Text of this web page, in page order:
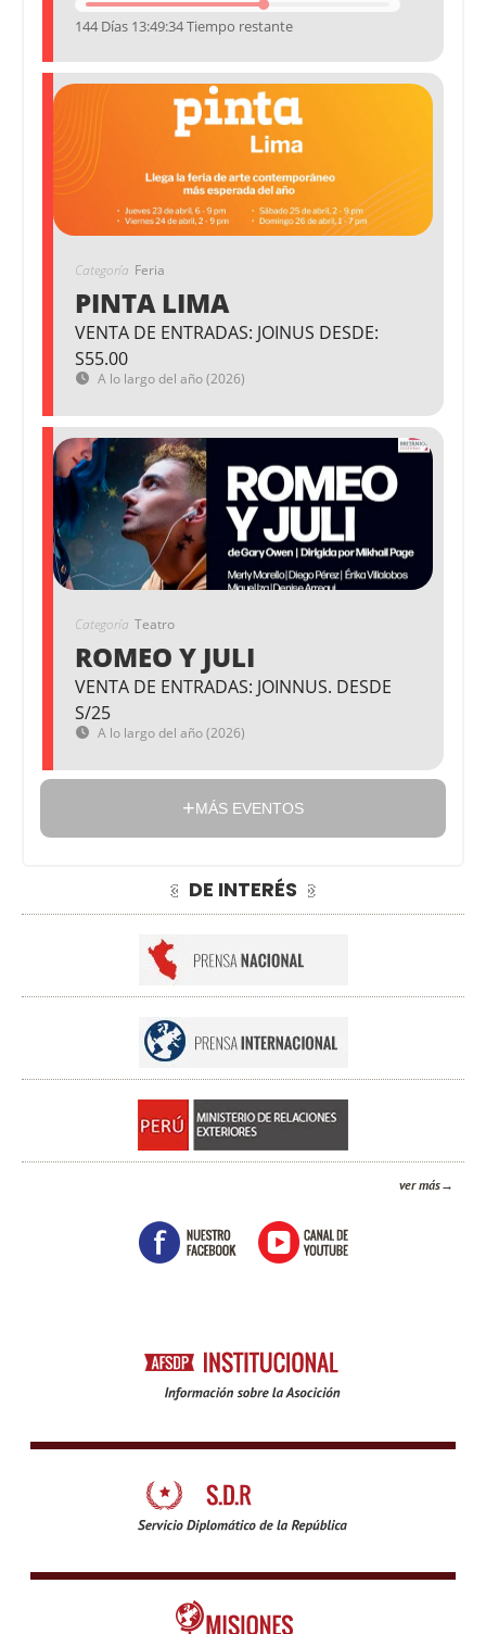
144 Días 13:49:34 Tiempo restante
Categoría Feria
PINTA LIMA
VENTA DE ENTRADAS: JOINUS DESDE:
S55.00
A lo largo del año (2026)
Categoría Teatro
ROMEO Y JULI
VENTA DE ENTRADAS: JOINNUS. DESDE
S/25
A lo largo del año (2026)
MÁS EVENTOS
DE INTERÉS
ver más